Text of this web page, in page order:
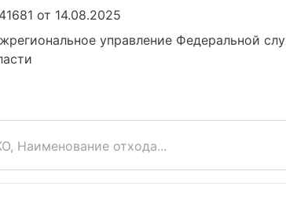
от 14.08.2025
управление Федеральной
Наименование отхода...